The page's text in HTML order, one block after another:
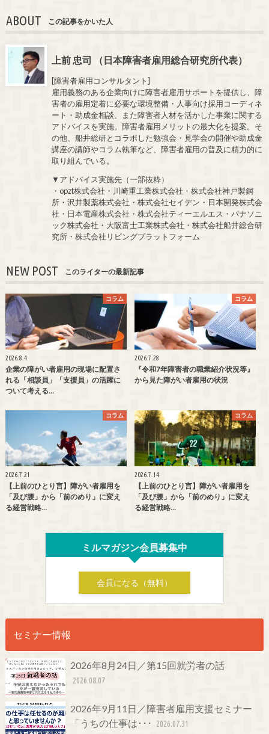
ABOUT この記事をかいた人
上前 忠司 （日本障害者雇用総合研究所代表）
[障害者雇用コンサルタント]
雇用義務のある企業向けに障害者雇用サポートを提供し、障
害者の雇用定着に必要な環境整備・人事向け採用コーディネ
ート・助成金相談、また障害者人材を活かした事業に関する
アドバイスを実施。障害者雇用メリットの最大化を提案。そ
の他、船井総研とコラボした勉強会・見学会の開催や助成金
講座の講師やコラム執筆など、障害者雇用の普及に精力的に
取り組んでいる。
▼アドバイス実施先（一部抜粋）
・opzt株式会社・川崎重工業株式会社・株式会社神戸製鋼
所・沢井製薬株式会社・株式会社セイデン・日本開発株式会
社・日本電産株式会社・株式会社ティーエルエス・パナソニ
ック株式会社・大阪富士工業株式会社・株式会社船井総合研
究所・株式会社リビングプラットフォーム
NEW POST このライターの最新記事
コラム
2026.8.4
企業の障がい者雇用の現場に配置さ
れる「相談員」「支援員」の活躍に
ついて考える…
コラム
2026.7.28
『令和7年障害者の職業紹介状況等』
から見た障がい者雇用の状況
コラム
2026.7.21
【上前のひとり言】障がい者雇用を
「及び腰」から「前のめり」に変え
る経営戦略…
コラム
2026.7.14
【上前のひとり言】障がい者雇用を
「及び腰」から「前のめり」に変え
る経営戦略…
ミルマガジン会員募集中
会員になる（無料）
セミナー情報
2026年8月24日／第15回就労者の話
2026.08.07
2026年9月11日／障害者雇用支援セミナー
「うちの仕事は･･･
2026.07.31